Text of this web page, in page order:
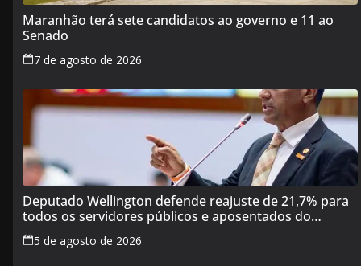
Maranhão terá sete candidatos ao governo e 11 ao
Senado
7 de agosto de 2026
Deputado Wellington defende reajuste de 21,7% para
todos os servidores públicos e aposentados do
Maranhão
5 de agosto de 2026